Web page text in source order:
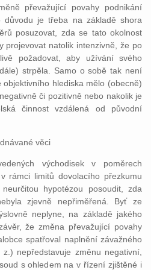
převažující povahy podnikání
důvodu je třeba na základě shora
posuzovat, zda se tato okolnost
projevovat natolik intenzivně, že po
požadovat, aby užívání svého
strpěla. Samo o sobě tak není
hlediska mělo (obecně)
či pozitivně nebo nakolik je
činnost vzdálená od původní
věci
východisek v poměrech
rámci limitů dovolacího přezkumu
hypotézou posoudit, zda
zjevně nepřiměřená. Byť ze
neplyne, na základě jakého
že změna převažující povahy
spatřoval naplnění závažného
nepředstavuje změnu negativní,
s ohledem na v řízení zjištěné i